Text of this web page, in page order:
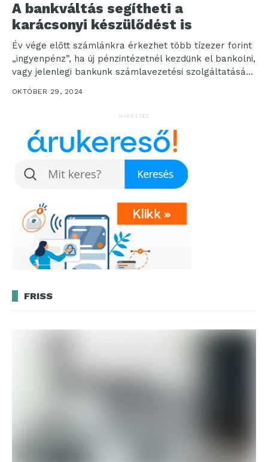
A bankváltás segítheti a
karácsonyi készülődést is
Év vége előtt számlánkra érkezhet több tízezer forint
„ingyenpénz”, ha új pénzintézetnél kezdünk el bankolni,
vagy jelenlegi bankunk számlavezetési szolgáltatását
ajánljuk ismerőseinknek, akik...
OKTÓBER 29, 2024
HIRDETÉS
FRISS